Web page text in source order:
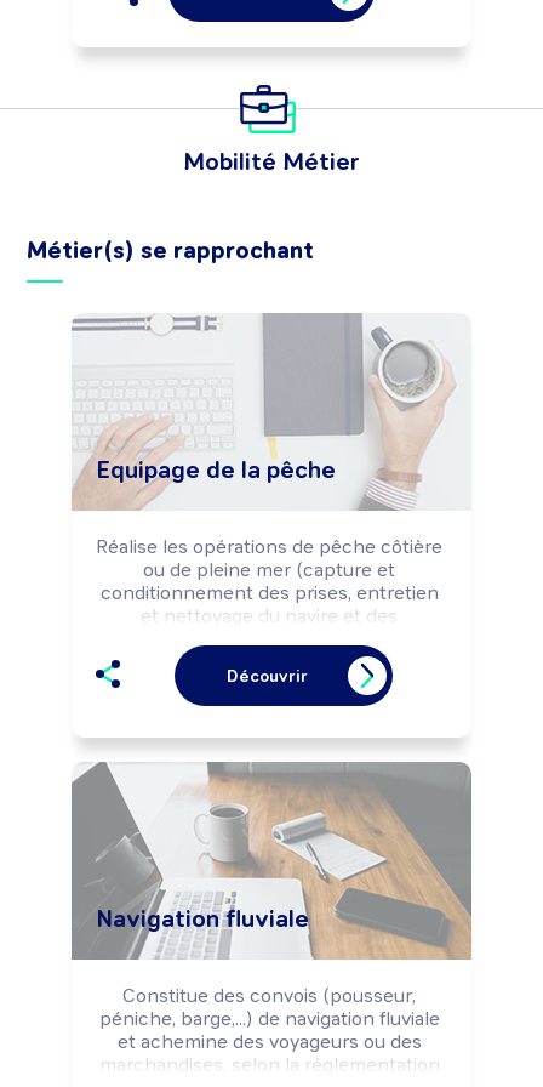
Mobilité Métier
Métier(s) se rapprochant
Equipage de la pêche
Réalise les opérations de pêche côtière
ou de pleine mer (capture et
conditionnement des prises, entretien
et nettoyage du navire et des
sécurité et les objectifs d'exploitation
(commerciaux, qualitatifs, ...).
Peut coordonner un équipage.
Découvrir
Navigation fluviale
Constitue des convois (pousseur,
péniche, barge,...) de navigation fluviale
et achemine des voyageurs ou des
marchandises, selon la réglementation